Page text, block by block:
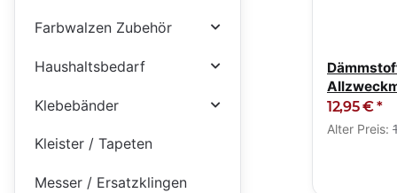
Softgriff
12,95 €*
Alter Preis:
Farbwalzen Zubehör
Haushaltsbedarf
Klebebänder
Kleister / Tapeten
Messer / Ersatzklingen